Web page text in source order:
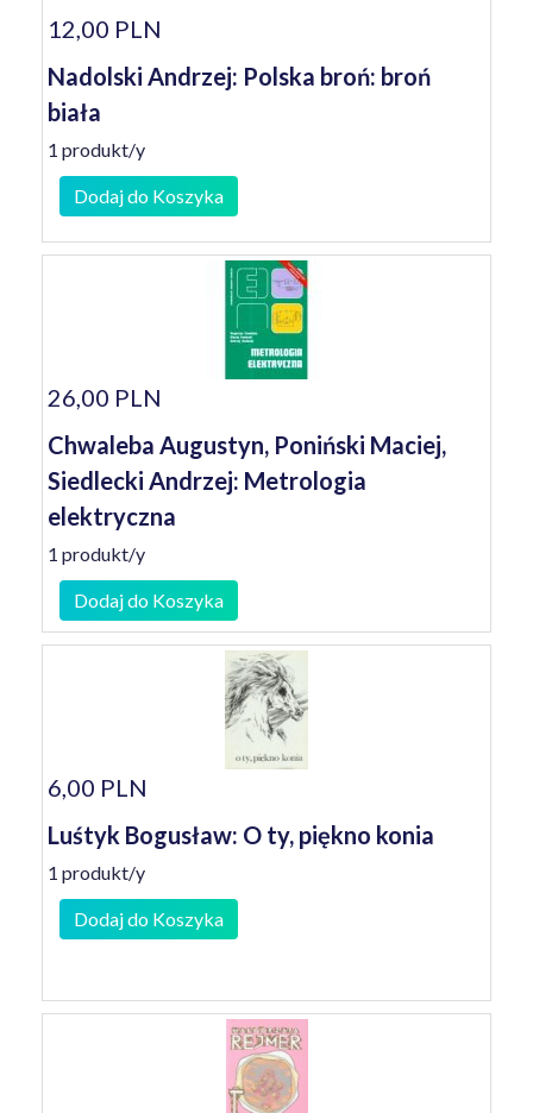
12,00 PLN
Nadolski Andrzej: Polska broń: broń
biała
1 produkt/y
Dodaj do Koszyka
26,00 PLN
Chwaleba Augustyn, Poniński Maciej,
Siedlecki Andrzej: Metrologia
elektryczna
1 produkt/y
Dodaj do Koszyka
6,00 PLN
Luśtyk Bogusław: O ty, piękno konia
1 produkt/y
Dodaj do Koszyka